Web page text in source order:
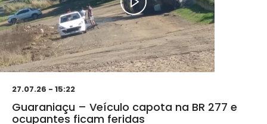
27.07.26 - 15:22
Guaraniaçu – Veículo capota na BR 277 e
ocupantes ficam feridas